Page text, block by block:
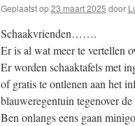
Geplaatst op23 maart 2025 door
Schaakvrienden…….
Er is al wat meer te vertellen
Er worden schaaktafels met
of gratis te ontlenen aan het
blauweregentuin tegenover
Ben onlangs eens gaan